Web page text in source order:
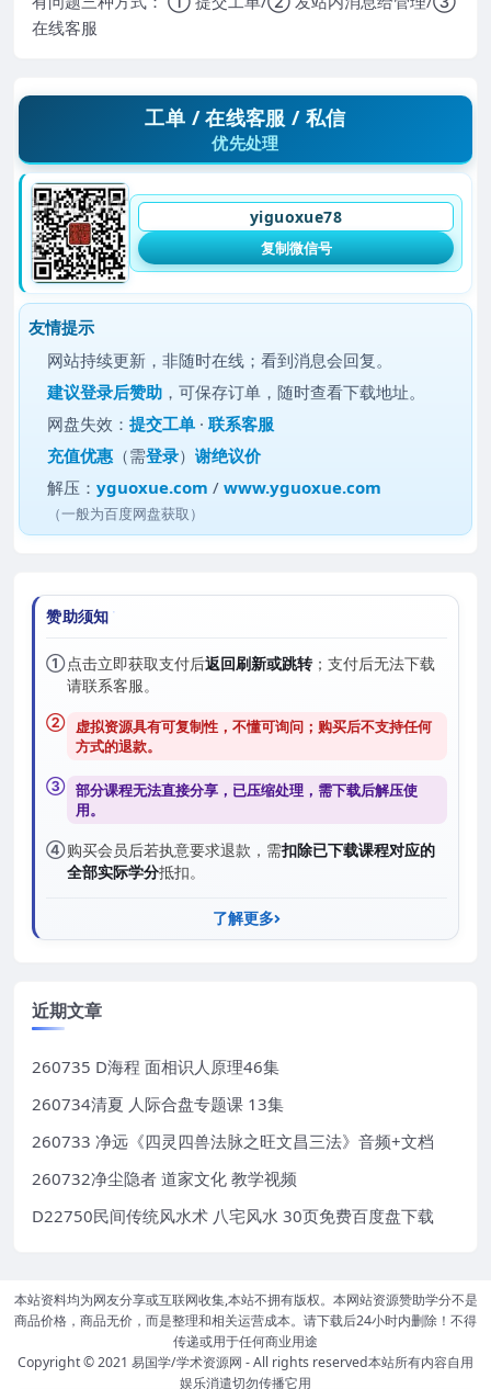
在线客服
工单 / 在线客服 / 私信
优先处理
yiguoxue78
复制微信号
友情提示
网站持续更新，非随时在线；看到消息会回复。
建议登录后赞助 ，可保存订单，随时查看下载地址。
网盘失效：提交工单 ·联系客服
充值优惠 （需登录）谢绝议价
解压：yguoxue.com /www.yguoxue.com
（一般为百度网盘获取）
赞助须知
①点击立即获取支付后返回刷新或跳转；支付后无法下载
请联系客服。
② 虚拟资源具有可复制性，不懂可询问；购买后不支持任何
方式的退款。
③ 部分课程无法直接分享，已压缩处理，需下载后解压使
用。
④购买会员后若执意要求退款，需扣除已下载课程对应的
全部实际学分抵扣。
了解更多
近期文章
260735 D海程 面相识人原理46集
260734清夏 人际合盘专题课 13集
260733 净远《四灵四兽法脉之旺文昌三法》音频+文档
260732净尘隐者 道家文化 教学视频
D22750民间传统风水术 八宅风水 30页免费百度盘下载
本站资料均为网友分享或互联网收集,本站不拥有版权。本网站资源赞助学分不是
商品价格，商品无价，而是整理和相关运营成本。请下载后24小时内删除！不得
传递或用于任何商业用途
Copyright © 2021 易国学/学术资源网 - All rights reserved本站所有内容自用
娱乐消遣切勿传播它用